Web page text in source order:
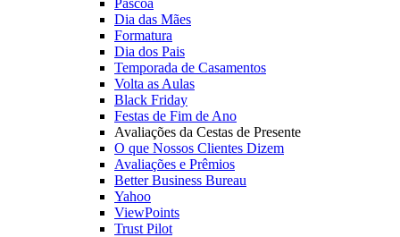
Páscoa
Dia das Mães
Formatura
Dia dos Pais
Temporada de Casamentos
Volta as Aulas
Black Friday
Festas de Fim de Ano
Avaliações da Cestas de Presente
O que Nossos Clientes Dizem
Avaliações e Prêmios
Better Business Bureau
Yahoo
ViewPoints
Trust Pilot